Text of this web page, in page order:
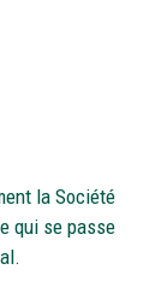
la Société
qui se passe